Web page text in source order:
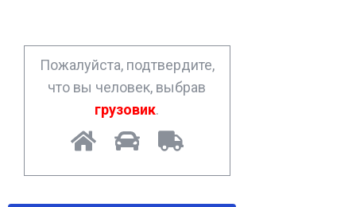
*
Пожалуйста, подтвердите,
что вы человек, выбрав
грузовик.